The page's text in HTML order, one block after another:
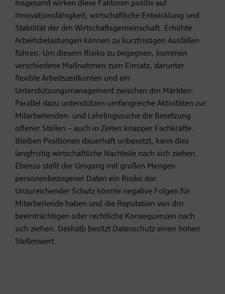
Insgesamt wirken diese Faktoren positiv auf
Innovationsfähigkeit, wirtschaftliche Entwicklung und
Stabilität der dm Wirtschaftsgemeinschaft. Erhöhte
Arbeitsbelastungen können zu kurzfristigen Ausfällen
führen. Um diesem Risiko zu begegnen, kommen
verschiedene Maßnahmen zum Einsatz, darunter
flexible Arbeitszeitkonten und ein
Unterstützungsmanagement zwischen dm Märkten.
Parallel dazu unterstützen umfangreiche Aktivitäten zur
Mitarbeitenden- und Lehrlingssuche die Besetzung
offener Stellen – auch in Zeiten knapper Fachkräfte.
Bleiben Positionen dauerhaft unbesetzt, kann dies
langfristig wirtschaftliche Nachteile nach sich ziehen.
Ebenso stellt der Umgang mit großen Mengen
personenbezogener Daten ein Risiko dar:
Unzureichender Schutz könnte negative Folgen für
Mitarbeitende haben und die Reputation von dm
beeinträchtigen oder rechtliche Konsequenzen nach
sich ziehen. Deshalb besitzt Datenschutz einen hohen
Stellenwert.